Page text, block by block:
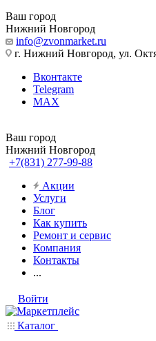
Ваш город
Нижний Новгород
info@zvonmarket.ru
г. Нижний Новгород, ул.
Вконтакте
Telegram
MAX
Ваш город
Нижний Новгород
+7(831) 277-99-88
Акции
Услуги
Блог
Как купить
Ремонт и сервис
Компания
Контакты
...
Войти
Каталог